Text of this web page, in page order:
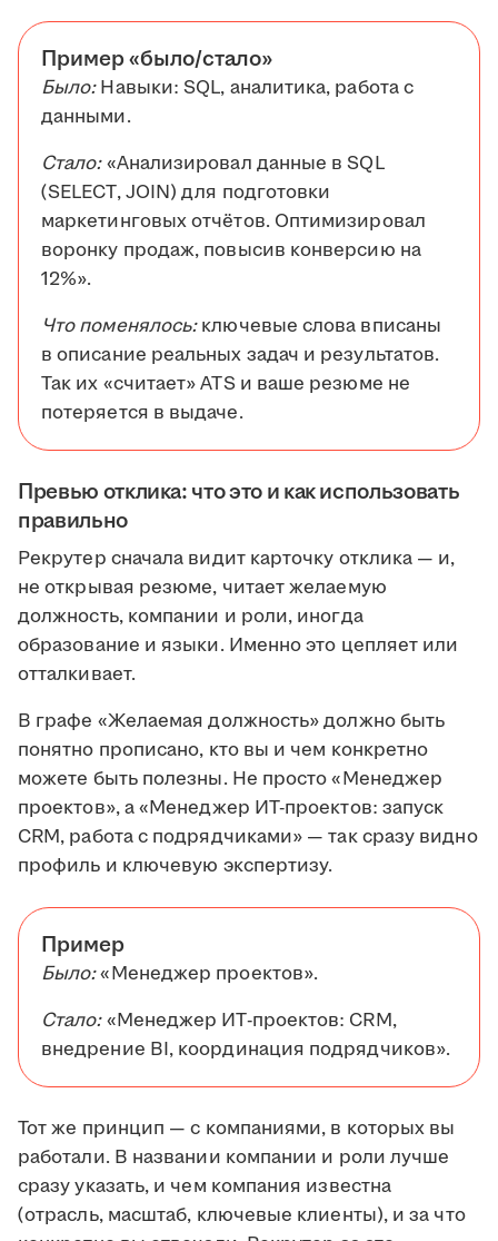
Пример «было/стало»
Было:Навыки: SQL, аналитика, работа с
данными.
Стало:«Анализировал данные в SQL
(SELECT, JOIN) для подготовки
маркетинговых отчётов. Оптимизировал
воронку продаж, повысив конверсию на
12%».
Что поменялось:ключевые слова вписаны
в описание реальных задач и результатов.
Так их «считает» ATS и ваше резюме не
потеряется в выдаче.
Превью отклика: что это и как использовать
правильно
Рекрутер сначала видит карточку отклика — и,
не открывая резюме, читает желаемую
должность, компании и роли, иногда
образование и языки. Именно это цепляет или
отталкивает.
В графе «Желаемая должность» должно быть
понятно прописано, кто вы и чем конкретно
можете быть полезны. Не просто «Менеджер
проектов», а «Менеджер ИТ-проектов: запуск
CRM, работа с подрядчиками» — так сразу видно
профиль и ключевую экспертизу.
Пример
Было:«Менеджер проектов».
Стало:«Менеджер ИТ-проектов: CRM,
внедрение BI, координация подрядчиков».
Тот же принцип — с компаниями, в которых вы
работали. В названии компании и роли лучше
сразу указать, и чем компания известна
(отрасль, масштаб, ключевые клиенты), и за что